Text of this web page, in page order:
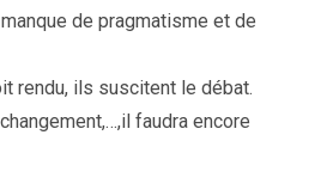
de pragmatisme et de
rendu, ils suscitent le débat.
changement,…,il faudra encore